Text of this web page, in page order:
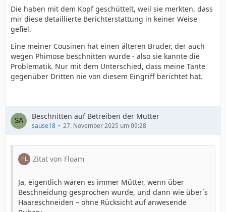
Die haben mit dem Kopf geschüttelt, weil sie merkten, dass
mir diese detaillierte Berichterstattung in keiner Weise
gefiel.
Eine meiner Cousinen hat einen älteren Bruder, der auch
wegen Phimose beschnitten wurde - also sie kannte die
Problematik. Nur mit dem Unterschied, dass meine Tante
gegenüber Dritten nie von diesem Eingriff berichtet hat.
Beschnitten auf Betreiben der Mutter
sause18 27. November 2025 um 09:28
Zitat von Floam
Ja, eigentlich waren es immer Mütter, wenn über
Beschneidung gesprochen wurde, und dann wie über´s
Haareschneiden – ohne Rücksicht auf anwesende